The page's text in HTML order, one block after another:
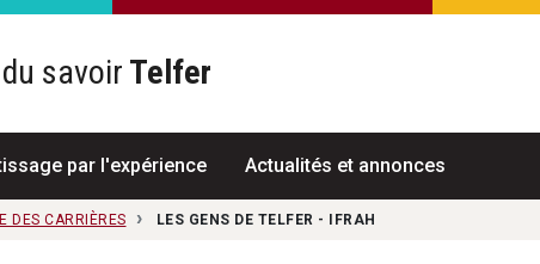
savoir Telfer
par l'expérience Actualités et annonces
DES CARRIÈRES LES GENS DE TELFER - IFRAH